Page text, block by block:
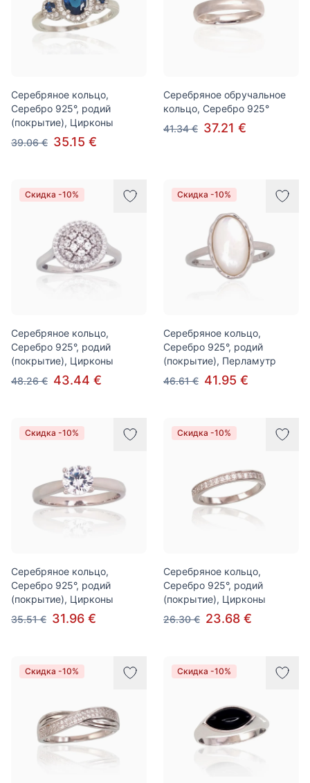
Серебряное кольцо,
Серебро 925°, родий
(покрытие), Цирконы
39.06 € 35.15 €
Серебряное обручальное
кольцо, Серебро 925°
41.34 € 37.21 €
Скидка -10%
Серебряное кольцо,
Серебро 925°, родий
(покрытие), Цирконы
48.26 € 43.44 €
Скидка -10%
Серебряное кольцо,
Серебро 925°, родий
(покрытие), Перламутр
46.61 € 41.95 €
Скидка -10%
Серебряное кольцо,
Серебро 925°, родий
(покрытие), Цирконы
35.51 € 31.96 €
Скидка -10%
Серебряное кольцо,
Серебро 925°, родий
(покрытие), Цирконы
26.30 € 23.68 €
Скидка -10% Скидка -10%